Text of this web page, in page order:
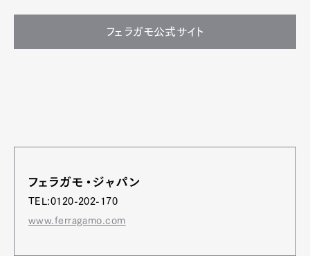
フェラガモ公式サイト
フェラガモ・ジャパン
TEL:0120-202-170
www.ferragamo.com